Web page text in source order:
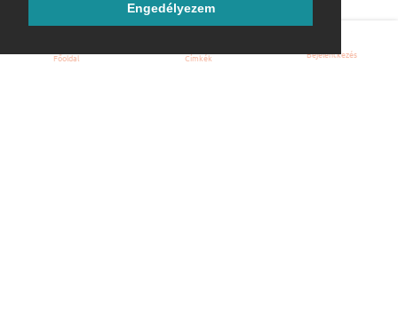
Engedélyezem
Főoldal Címkék Bejelentkezés